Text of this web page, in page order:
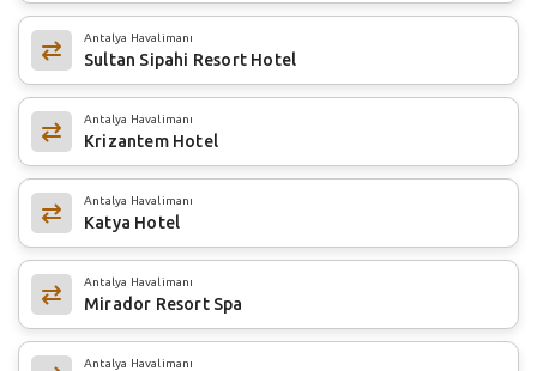
Antalya Havalimanı
Sultan Sipahi Resort Hotel
Antalya Havalimanı
Krizantem Hotel
Antalya Havalimanı
Katya Hotel
Antalya Havalimanı
Mirador Resort Spa
Antalya Havalimanı